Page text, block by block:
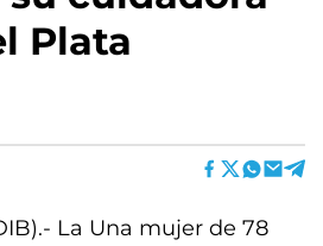
Plata
La Una mujer de 78